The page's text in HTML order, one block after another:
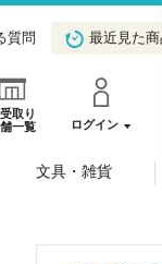
質問 最近見た商
取り
一覧
ログイン
文具・雑貨